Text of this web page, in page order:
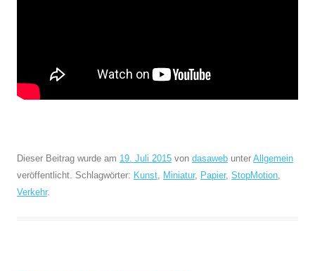
Dieser Beitrag wurde am 19. Juli 2015 von dasaweb unter Allgemein
veröffentlicht. Schlagwörter: Kunst, Miniatur, Papier, StopMotion,
Verkehr.